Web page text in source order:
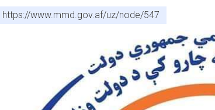
https://www.mmd.gov.af/uz/node/547